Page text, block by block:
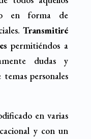
en forma de
Transmitiré
permitiéndos a
dudas y
personales
en varias
y con un